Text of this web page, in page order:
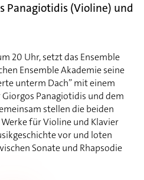
Panagiotidis (Violine) und
20 Uhr, setzt das Ensemble
Ensemble Akademie seine
unterm Dach” mit einem
Panagiotidis und dem
stellen die beiden
für Violine und Klavier
vor und loten
Sonate und Rhapsodie